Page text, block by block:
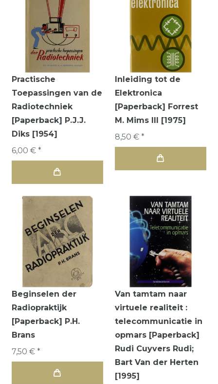
Practische
Toepassingen van de
Radiotechniek
[Paperback] P.J.J.
Diks [1954]
6,00 € *
Inleiding tot de
Elektronica
[Paperback] Forrest
M. Mims III [1975]
8,50 € *
Beginselen der
Radiopraktijk
[Paperback] P.H.
Brans
7,50 € *
Van tamtam naar
virtuele realiteit :
telecommunicatie in
opmars [Paperback]
Rudi Cuyvers Rudi;
Bart Van der Herten
[1995]